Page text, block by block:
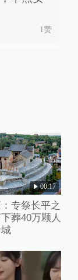
1赞
00:17
专祭长平之
葬40万颗人